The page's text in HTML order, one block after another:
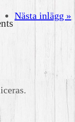
Nästa inlägg »